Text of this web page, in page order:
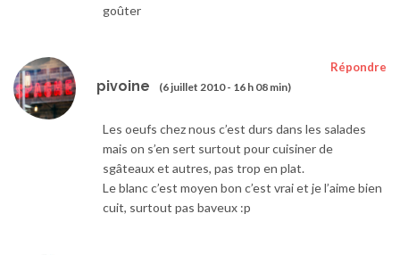
goûter
pivoine (6 juillet 2010 - 16 h 08 min)
Répondre
Les oeufs chez nous c’est durs dans les salades
mais on s’en sert surtout pour cuisiner de
sgâteaux et autres, pas trop en plat.
Le blanc c’est moyen bon c’est vrai et je l’aime bien
cuit, surtout pas baveux :p